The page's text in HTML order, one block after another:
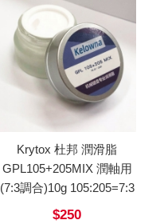
Krytox 杜邦 潤滑脂
GPL105+205MIX 潤軸用
(7:3調合)10g 105:205=7:3
$250